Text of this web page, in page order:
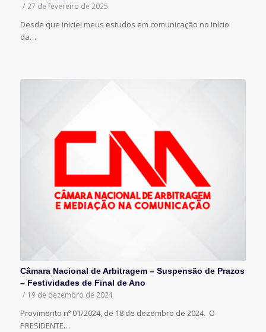
/ 27 de fevereiro de 2025
Desde que iniciei meus estudos em comunicação no início
da…
Câmara Nacional de Arbitragem – Suspensão de Prazos
– Festividades de Final de Ano
/ 19 de dezembro de 2024
Provimento nº 01/2024, de 18 de dezembro de 2024. O
PRESIDENTE…